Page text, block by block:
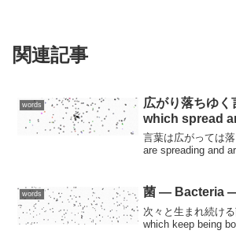
関連記事
words
広がり落ちゆ
which spread
言葉は広がっては
are spreading and
words 菌 — Bacteria
次々と生まれ続け
which keep being